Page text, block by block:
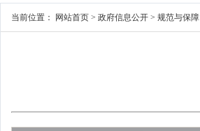
当前位置： 网站首页 > 政府信息公开 > 规范与保障